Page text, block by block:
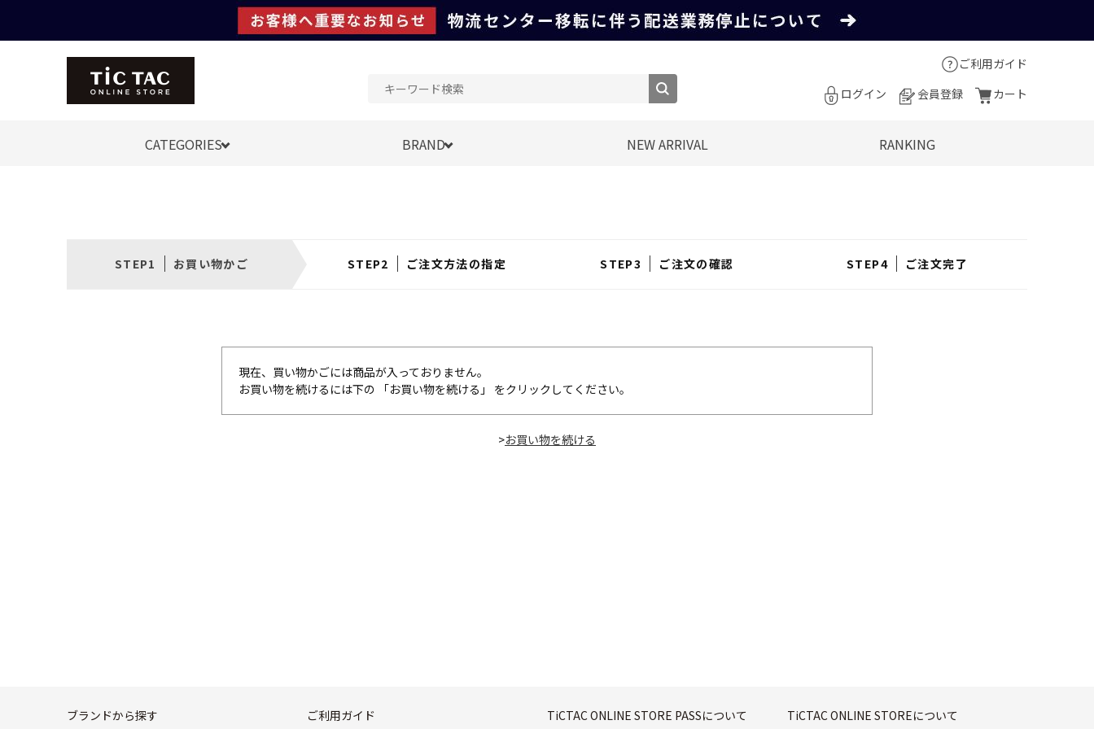
ご利用ガイド
ログイン
会員登録 カート
CATEGORIES BRAND NEW ARRIVAL RANKING
お買い物かご ご注文方法の指定 ご注文の確認 ご注文完了
現在、買い物かごには商品が入っておりません。
お買い物を続けるには下の 「お買い物を続ける」 をクリックしてください。
>
ブランドから探す ご利用ガイド TiCTAC ONLINE STORE PASSについて TiCTAC ONLINE STOREについて